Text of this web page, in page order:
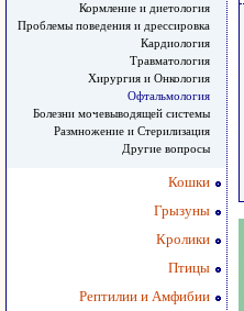
Кормление и диетология
Проблемы поведения и дрессировка
Кардиология
Травматология
Хирургия и Онкология
Офтальмология
Болезни мочевыводящей системы
Размножение и Стерилизация
Другие вопросы
Кошки
Грызуны
Кролики
Птицы
Рептилии и Амфибии